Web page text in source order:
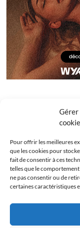
Gérer
Pour offrir les meilleures
que les cookies pour
fait de consentir à ces
telles que le
ne pas consentir ou de
certaines caractéristiques